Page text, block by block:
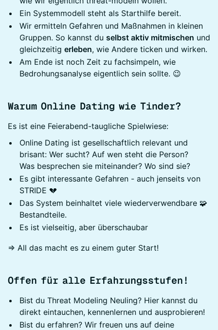
Ein Systemmodell steht als Starthilfe bereit.
Wir ermitteln Gefahren und Maßnahmen in kleinen
Gruppen. So kannst du selbst aktiv mitmischen und
gleichzeitig erleben, wie Andere ticken und wirken.
Am Ende ist noch Zeit zu fachsimpeln, wie
Bedrohungsanalyse eigentlich sein sollte. 😉
Warum Online Dating wie Tinder?
Es ist eine Feierabend-taugliche Spielwiese:
Online Dating ist gesellschaftlich relevant und
brisant: Wer sucht? Auf wen steht die Person?
Was besprechen sie miteinander? Wo sind sie?
Es gibt interessante Gefahren - auch jenseits von
STRIDE 💔
Das System beinhaltet viele wiederverwendbare 🧩
Bestandteile.
Es ist vielseitig, aber überschaubar
⇒ All das macht es zu einem guter Start!
Offen für alle Erfahrungsstufen!
Bist du Threat Modeling Neuling? Hier kannst du
direkt eintauchen, kennenlernen und ausprobieren!
Bist du erfahren? Wir freuen uns auf deine